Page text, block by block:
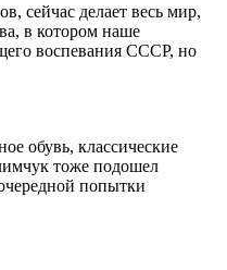
сейчас делает весь мир,
в котором наше
воспевания СССР, но
обувь, классические
тоже подошел
попытки